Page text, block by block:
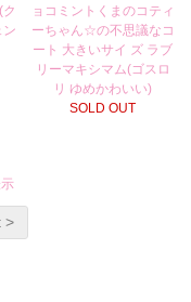
ン
ョコミントくまのコティ
ーちゃん☆の不思議なコ
ート 大きいサイ ズ ラブ
リーマキシマム(ゴスロ
リ ゆめかわいい)
SOLD OUT
>